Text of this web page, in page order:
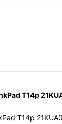
T14p
T14p